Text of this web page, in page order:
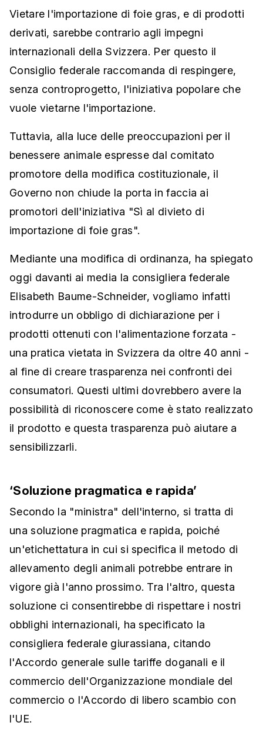
Vietare l'importazione di foie gras, e di prodotti
derivati, sarebbe contrario agli impegni
internazionali della Svizzera. Per questo il
Consiglio federale raccomanda di respingere,
senza controprogetto, l'iniziativa popolare che
vuole vietarne l'importazione.
Tuttavia, alla luce delle preoccupazioni per il
benessere animale espresse dal comitato
promotore della modifica costituzionale, il
Governo non chiude la porta in faccia ai
promotori dell'iniziativa "Sì al divieto di
importazione di foie gras".
Mediante una modifica di ordinanza, ha spiegato
oggi davanti ai media la consigliera federale
Elisabeth Baume-Schneider, vogliamo infatti
introdurre un obbligo di dichiarazione per i
prodotti ottenuti con l'alimentazione forzata -
una pratica vietata in Svizzera da oltre 40 anni -
al fine di creare trasparenza nei confronti dei
consumatori. Questi ultimi dovrebbero avere la
possibilità di riconoscere come è stato realizzato
il prodotto e questa trasparenza può aiutare a
sensibilizzarli.
‘Soluzione pragmatica e rapida’
Secondo la "ministra" dell'interno, si tratta di
una soluzione pragmatica e rapida, poiché
un'etichettatura in cui si specifica il metodo di
allevamento degli animali potrebbe entrare in
vigore già l'anno prossimo. Tra l'altro, questa
soluzione ci consentirebbe di rispettare i nostri
obblighi internazionali, ha specificato la
consigliera federale giurassiana, citando
l'Accordo generale sulle tariffe doganali e il
commercio dell'Organizzazione mondiale del
commercio o l'Accordo di libero scambio con
l'UE.